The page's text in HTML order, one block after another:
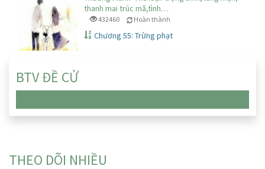
thanh mai trúc mã,tình…
432460 Hoàn thành
Chương 55: Trừng phạt
BTV ĐỀ CỬ
THEO DÕI NHIỀU